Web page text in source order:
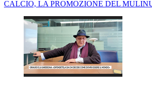
CALCIO, LA PROMOZIONE DEL